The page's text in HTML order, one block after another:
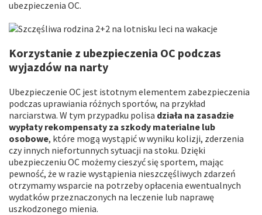
ubezpieczenia OC.
Korzystanie z ubezpieczenia OC podczas
wyjazdów na narty
Ubezpieczenie OC jest istotnym elementem zabezpieczenia
podczas uprawiania różnych sportów, na przykład
narciarstwa. W tym przypadku polisa działa na zasadzie
wypłaty rekompensaty za szkody materialne lub
osobowe, które mogą wystąpić w wyniku kolizji, zderzenia
czy innych niefortunnych sytuacji na stoku. Dzięki
ubezpieczeniu OC możemy cieszyć się sportem, mając
pewność, że w razie wystąpienia nieszczęśliwych zdarzeń
otrzymamy wsparcie na potrzeby opłacenia ewentualnych
wydatków przeznaczonych na leczenie lub naprawę
uszkodzonego mienia.